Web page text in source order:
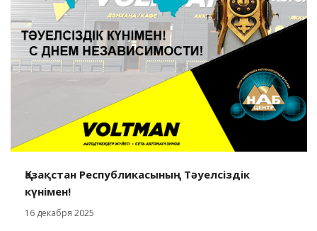
Қазақстан Республикасының Тәуелсіздік
күнімен!
16 декабря 2025